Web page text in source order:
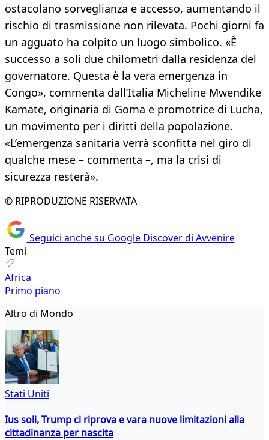
ostacolano sorveglianza e accesso, aumentando il
rischio di trasmissione non rilevata. Pochi giorni fa
un agguato ha colpito un luogo simbolico. «È
successo a soli due chilometri dalla residenza del
governatore. Questa è la vera emergenza in
Congo», commenta dall’Italia Micheline Mwendike
Kamate, originaria di Goma e promotrice di Lucha,
un movimento per i diritti della popolazione.
«L’emergenza sanitaria verrà sconfitta nel giro di
qualche mese – commenta –, ma la crisi di
sicurezza resterà».
© RIPRODUZIONE RISERVATA
Seguici anche su Google Discover di Avvenire
Temi
Africa
Primo piano
Altro di Mondo
Stati Uniti
Ius soli, Trump ci riprova e vara nuove limitazioni alla
cittadinanza per nascita